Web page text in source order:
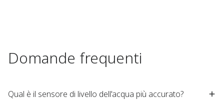
Domande frequenti
Qual è il sensore di livello dell'acqua più accurato?​